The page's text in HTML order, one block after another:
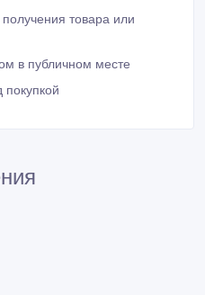
товара или
в публичном месте
покупкой